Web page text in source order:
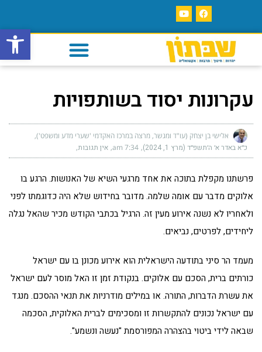
פתח
עקרונות יסוד בשותפויות
אלישי בן יצחק (עו"ד ומגשר, מרצה במרכז האקדמי 'שערי מדע ומשפט')
כ״א באדר א׳ ה׳תשפ״ד (מרץ 1, 2024) 7:34 am אין תגובות
פרשתנו מקפלת בתוכה את אחד מרגעי השיא של האנושות. הרגע בו
אלוקים מדבר עם אומה שלמה. מדובר בחידוש שלא היה כדוגמתו לפני
ולאחריו לא נשנה אירוע מעין זה. הרגיל בכתבי הקודש מכיר שהאל נגלה
ליחידים, לפרטים, נביאים.
מעמד הר סיני בתודעה הישראלית הוא אירוע מכונן בו עם ישראל
כורתים ברית, הסכם עם אלוקים. בנקודת זמן זו האל מוסר לעם ישראל
את עשרת הדברות, התורה. או במילים מודרניות את תנאי ההסכם. מנגד
עם ישראל נכונים להתקשרות זו ומסכימים לברית האלוקית, הסכמה
שבאה לידי ביטוי בהצהרה המפורסמת "נעשה ונשמע".